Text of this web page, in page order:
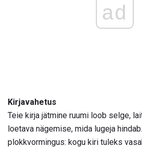
ad
Kirjavahetus
Teie kirja jätmine ruumi loob selge,
loetava nägemise, mida lugeja
plokkvormingus: kogu kiri tuleks